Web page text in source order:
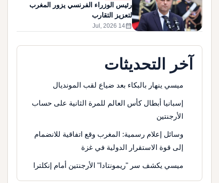
رئيس الوزراء الفرنسي يزور المغرب
لتعزيز التقارب
calendar_month
14 Jul, 2026
آخر التحديثات
ميسي ينهار بالبكاء بعد ضياع لقب المونديال
إسبانيا أبطال كأس العالم للمرة الثانية على حساب
الأرجنتين
وسائل إعلام رسمية: المغرب وقع اتفاقية للانضمام
إلى قوة الاستقرار الدولية في غزة
ميسي يكشف سر "ريمونتادا" الأرجنتين أمام إنكلترا